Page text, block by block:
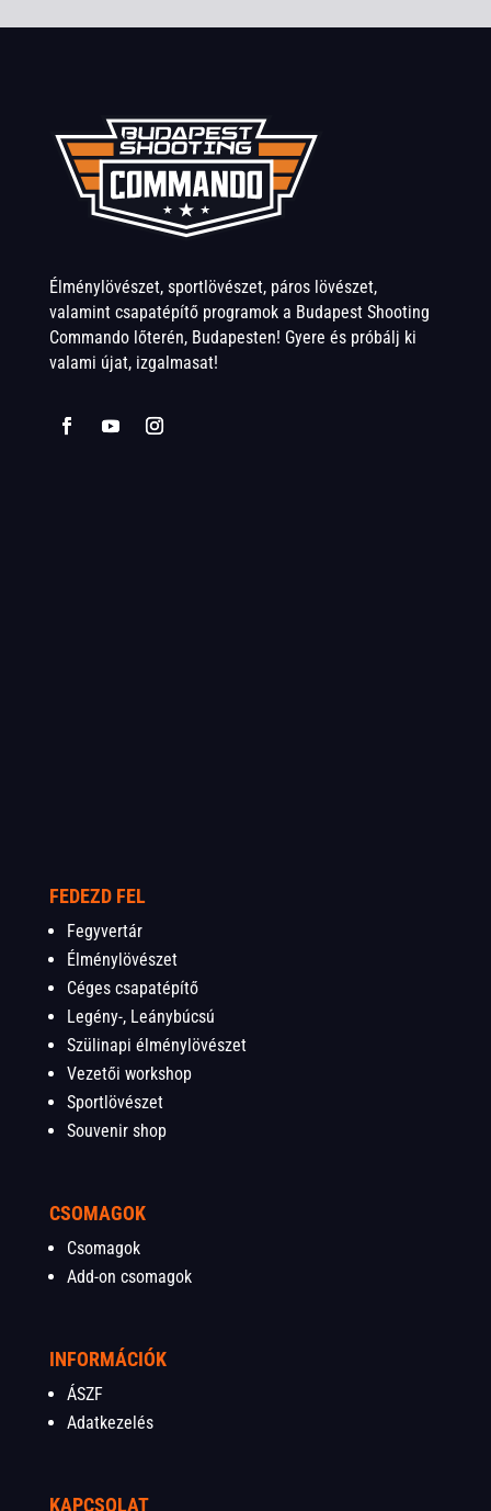
Élménylövészet, sportlövészet, páros lövészet,
valamint csapatépítő programok a Budapest Shooting
Commando lőterén, Budapesten! Gyere és próbálj ki
valami újat, izgalmasat!
FEDEZD FEL
Fegyvertár
Élménylövészet
Céges csapatépítő
Legény-, Leánybúcsú
Szülinapi élménylövészet
Vezetői workshop
Sportlövészet
Souvenir shop
CSOMAGOK
Csomagok
Add-on csomagok
INFORMÁCIÓK
ÁSZF
Adatkezelés
KAPCSOLAT